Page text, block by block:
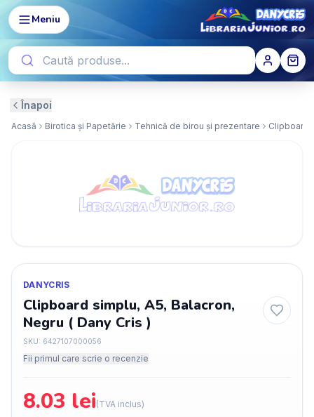
Meniu
Înapoi
Acasă Birotica și Papetărie Tehnică de birou și prezentare
DANYCRIS
Clipboard simplu, A5, Balacron,
Negru ( Dany Cris )
SKU: 6427107000056
Fii primul care scrie o recenzie
8.03 lei(TVA inclus)